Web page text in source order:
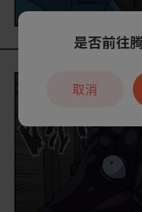
是否前往
取消